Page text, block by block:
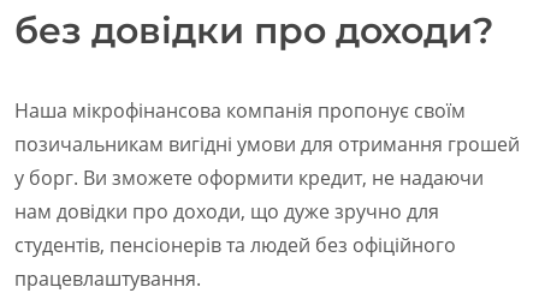
без довідки про доходи?
Наша мікрофінансова компанія пропонує своїм
позичальникам вигідні умови для отримання грошей
у борг. Ви зможете оформити кредит, не надаючи
нам довідки про доходи, що дуже зручно для
студентів, пенсіонерів та людей без офіційного
працевлаштування.